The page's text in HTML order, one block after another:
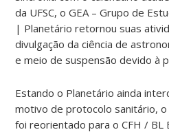
da UFSC, o GEA – Grupo de
| Planetário retornou suas
divulgação da ciência de
e meio de suspensão devido à
Estando o Planetário ainda
motivo de protocolo sanitário,
foi reorientado para o CFH / BL